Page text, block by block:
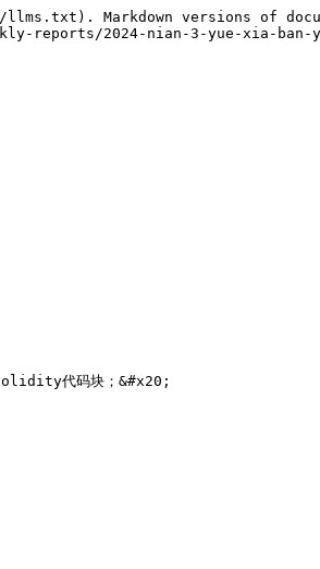
Markdown versions of
reports/2024-nian-3-yue-xia-ban-
代码块；&#x20;